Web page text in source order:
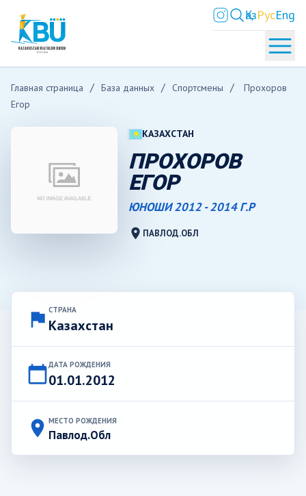
ҚазРусEng
Главная страница База данных Спортсмены
Прохоров
Егор
КАЗАХСТАН
ПРОХОРОВ
ЕГОР
ЮНОШИ 2012 - 2014 Г.Р
location_on ПАВЛОД.ОБЛ
flag СТРАНА
Казахстан
calendar_todayДАТА РОЖДЕНИЯ
01.01.2012
place МЕСТО РОЖДЕНИЯ
Павлод.Обл